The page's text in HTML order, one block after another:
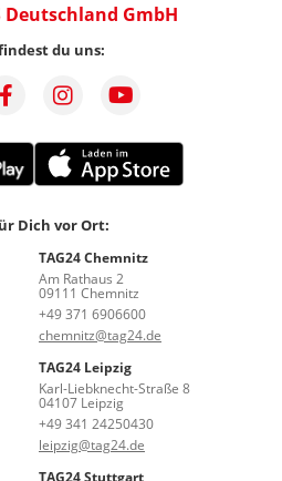
Deutschland GmbH
du uns:
Dich vor Ort:
TAG24 Chemnitz
Am Rathaus 2
09111 Chemnitz
+49 371 6906600
chemnitz@tag24.de
TAG24 Leipzig
Karl-Liebknecht-Straße 8
04107 Leipzig
+49 341 24250430
leipzig@tag24.de